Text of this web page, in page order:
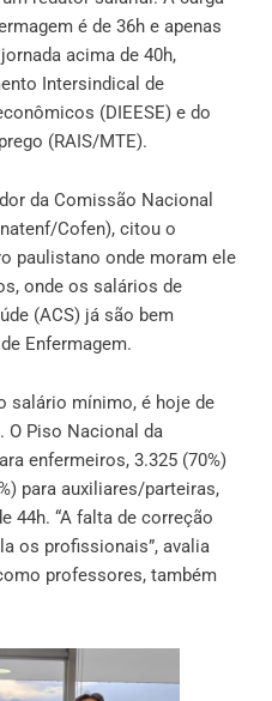
é de 36h e apenas
acima de 40h,
Intersindical de
(DIEESE) e do
(RAIS/MTE).
da Comissão Nacional
Cofen), citou o
paulistano onde moram ele
onde os salários de
(ACS) já são bem
Enfermagem.
salário mínimo, é hoje de
O Piso Nacional da
enfermeiros, 3.325 (70%)
para auxiliares/parteiras,
44h. “A falta de correção
os profissionais”, avalia
professores, também